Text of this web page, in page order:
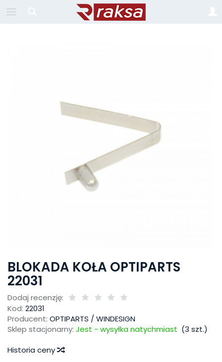
BLOKADA KOŁA OPTIPARTS
22031
Dodaj recenzję:
Kod: 22031
Producent: OPTIPARTS / WINDESIGN
Sklep stacjonarny: Jest - wysyłka natychmiast (3 szt.)
Historia ceny